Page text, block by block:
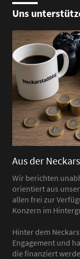
Uns
Aus der
Wir berichten
orientiert aus
allen frei zur
Konzern im
Hinter dem
Engagement und
die finanziert